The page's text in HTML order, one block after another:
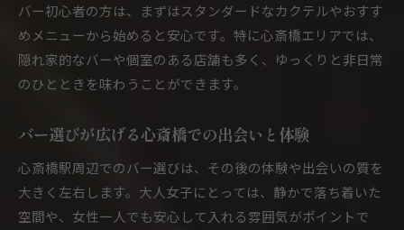
新しいカクテルバー体験で広がる楽しみ方
落ち着きたい夜に最適なバーの過ごし方
大人女子が落ち着ける心斎橋駅バーの選び方
心斎橋駅周辺でリラックスできるバー体験
カクテルをゆったり楽しむ大人の夜の流儀
バーで非日常を感じる静かなひととき
心斎橋駅で味わう特別なカクテル体験
バー初心者の方は、まずはスタンダードなカクテルやおすす
めメニューから始めると安心です。特に心斎橋エリアでは、
隠れ家的なバーや個室のある店舗も多く、ゆっくりと非日常
のひとときを味わうことができます。
バー選びが広げる心斎橋での出会いと体験
心斎橋駅周辺でのバー選びは、その後の体験や出会いの質を
大きく左右します。大人女子にとっては、静かで落ち着いた
空間や、女性一人でも安心して入れる雰囲気がポイントで